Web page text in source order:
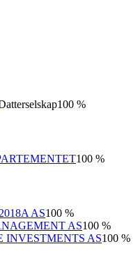
100 %
100 %
AS100 %
AS100 %
INVESTMENTS AS100 %